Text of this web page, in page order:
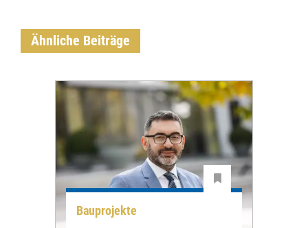
Ähnliche Beiträge
Bauprojekte